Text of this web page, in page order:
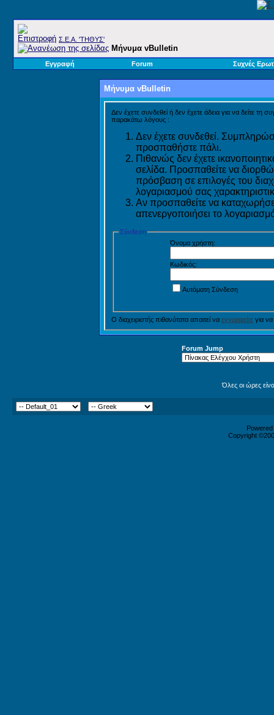
Σ.E.A. 'ΤΗΘΥΣ'
Μήνυμα vBulletin
Εγγραφή Forum Συχνές
Μήνυμα vBulletin
Δεν έχετε συνδεθεί ή δεν έχετε άδεια για να δείτε τη
παρακάτω λόγους :
Δεν έχετε συνδεθεί.
προσπαθήστε πάλι.
Πιθανώς δεν έχετε
σελίδα. Προσπαθείτε να
πρόσβαση σε επιλογές του
λογαριασμού σας
Αν προσπαθείτε να
απενεργοποιήσει το
Σύνδεση
Όνομα χρήστη:
Κωδικός:
Αυτόματη Σύνδεση
Ο διαχειριστής πιθανότατα απαιτεί να εγγραφείτε για
Forum Jump
Όλες οι ώρες
Copyright